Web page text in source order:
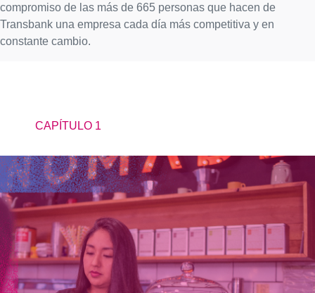
compromiso de las más de 665 personas que hacen de
Transbank una empresa cada día más competitiva y en
constante cambio.
CAPÍTULO 1